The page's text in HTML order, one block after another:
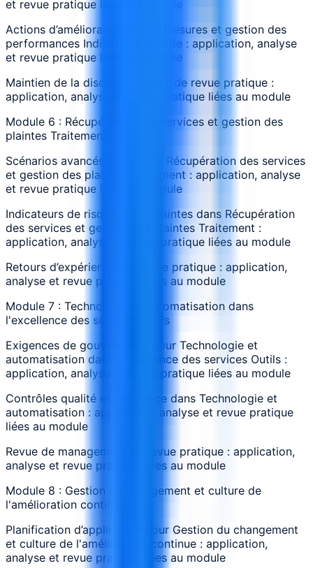
et revue pratique liées au module
Actions d’amélioration liées à Mesures et gestion des
performances Indicateurs clés de : application, analyse
et revue pratique liées au module
Maintien de la discipline autour de revue pratique :
application, analyse et revue pratique liées au module
Module 6 : Récupération des services et gestion des
plaintes Traitement
Scénarios avancés impliquant Récupération des services
et gestion des plaintes Traitement : application, analyse
et revue pratique liées au module
Indicateurs de risque et contraintes dans Récupération
des services et gestion des plaintes Traitement :
application, analyse et revue pratique liées au module
Retours d’expérience sur revue pratique : application,
analyse et revue pratique liées au module
Module 7 : Technologie et automatisation dans
l'excellence des services Outils
Exigences de gouvernance pour Technologie et
automatisation dans l'excellence des services Outils :
application, analyse et revue pratique liées au module
Contrôles qualité et assurance dans Technologie et
automatisation : application, analyse et revue pratique
liées au module
Revue de management de revue pratique : application,
analyse et revue pratique liées au module
Module 8 : Gestion du changement et culture de
l'amélioration continue
Planification d’application pour Gestion du changement
et culture de l'amélioration continue : application,
analyse et revue pratique liées au module